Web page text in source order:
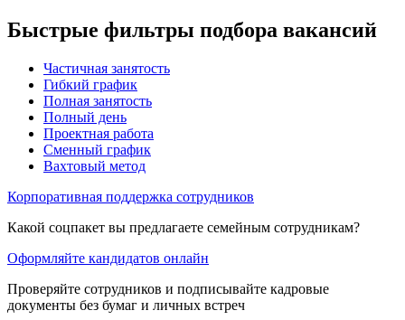
Быстрые фильтры подбора вакансий
Частичная занятость
Гибкий график
Полная занятость
Полный день
Проектная работа
Сменный график
Вахтовый метод
Корпоративная поддержка сотрудников
Какой соцпакет вы предлагаете семейным сотрудникам?
Оформляйте кандидатов онлайн
Проверяйте сотрудников и подписывайте кадровые
документы без бумаг и личных встреч